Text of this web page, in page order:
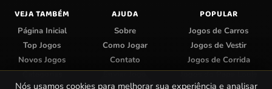
VEJA TAMBÉM
Página Inicial
Top Jogos
Novos Jogos
Categorias
AJUDA
Sobre
Como Jogar
Contato
Enviar Jogo
POPULAR
Jogos de Carros
Jogos de Vestir
Jogos de Corrida
Jogos do Papa Louie
Nós usamos cookies para melhorar sua experiência e analisar